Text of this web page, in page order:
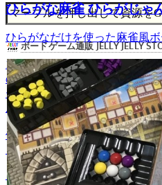
マーブルを押し出して資源を
ひらがな麻雀 ひらがじゃ
ひらがなだけを使った麻雀風ボ
14個のひらがな牌を組み合わ
の合計5組の実在する単語を作
ーじょん」ではより麻雀に近
ルも採用され、ことば作りの
使うのはひらがなが書かれた
とがなくても楽しむことができ
このゲームを詳しく見る